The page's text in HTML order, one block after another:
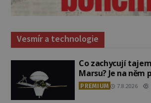
Vesmír a technologie
Co zachycují
Marsu? Je na něm
PREMIUM 7.8.2026